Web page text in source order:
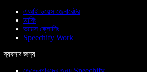
এআই ভয়েস জেনারেটর
ডাবিং
ভয়েস ক্লোনিং
Speechify Work
ব্যবসার জন্য